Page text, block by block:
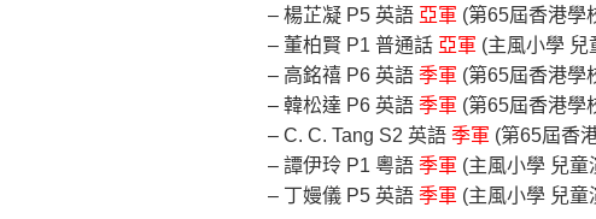
– 楊芷凝 P5 英語 亞軍 (第65屆香港學
– 董柏賢 P1 普通話 亞軍 (主風小學 兒
– 高銘禧 P6 英語 季軍 (第65屆香港學
– 韓松達 P6 英語 季軍 (第65屆香港學
– C. C. Tang S2 英語 季軍 (第65屆香
– 譚伊玲 P1 粵語 季軍 (主風小學 兒童
– 丁嫚儀 P5 英語 季軍 (主風小學 兒童